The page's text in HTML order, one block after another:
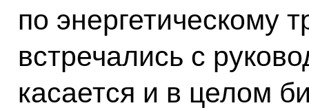
по энергетическому
встречались с
касается и в целом